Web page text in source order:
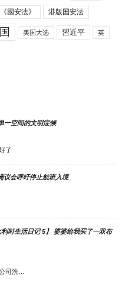
國安法》 港版国安法
美国大选 習近平 英
一空间的文明症候
了
议会呼吁停止航班入境
利时生活日记 5】 婆婆给我买了一双布
司洗…